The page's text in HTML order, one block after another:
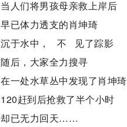
当人们将男孩母亲救上岸后
早已体力透支的肖坤琦
沉于水中， 不 见了踪影
随后，大家全力搜寻
在一处水草丛中发现了肖坤琦
120赶到后抢救了半个小时
却已无力回天……